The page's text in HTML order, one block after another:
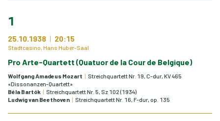
1
25.10.1938 20:15
Stadtcasino, Hans Huber-Saal
Pro Arte-Quartett (Quatuor de la Cour de Belgique)
Wolfgang Amadeus Mozart
Streichquartett Nr. 19, C-dur, KV 465
«Dissonanzen-Quartett»
Béla Bartók
Streichquartett Nr. 5, Sz 102 (1934)
Ludwig van Beethoven
Streichquartett Nr. 16, F-dur, op. 135